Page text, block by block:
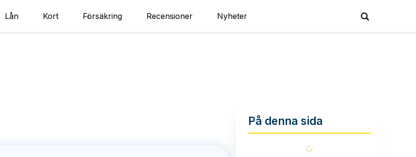
Lån Kort Försäkring Recensioner Nyheter
På denna sida
Läser